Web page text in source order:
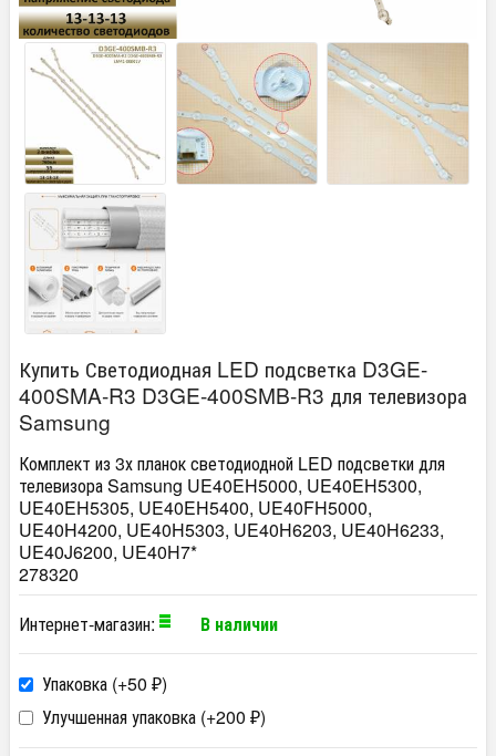
Купить Светодиодная LED подсветка D3GE-
400SMA-R3 D3GE-400SMB-R3 для телевизора
Samsung
Комплект из 3х планок светодиодной LED подсветки для
телевизора Samsung UE40EH5000, UE40EH5300,
UE40EH5305, UE40EH5400, UE40FH5000,
UE40H4200, UE40H5303, UE40H6203, UE40H6233,
UE40J6200, UE40H7*
278320
Интернет-магазин:
В наличии
Упаковка (+50 ₽)
Улучшенная упаковка (+200 ₽)